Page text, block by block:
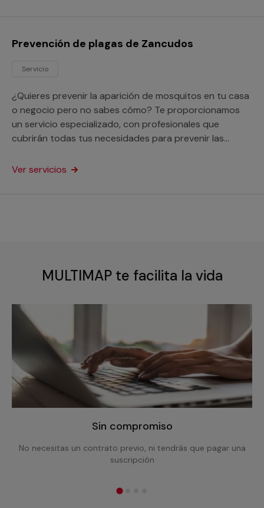
Prevención de plagas de Zancudos
Servicio
¿Quieres prevenir la aparición de mosquitos en tu casa
o negocio pero no sabes cómo? Te proporcionamos
un servicio especializado, con profesionales que
cubrirán todas tus necesidades para prevenir las
Ver servicios
MULTIMAP te facilita la vida
Sin compromiso
No necesitas un contrato previo, ni tendrás que pagar una
suscripción